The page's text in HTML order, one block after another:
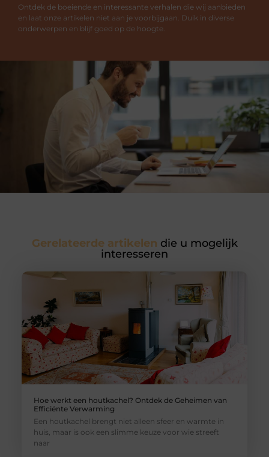
Ontdek de boeiende en interessante verhalen die wij aanbieden
en laat onze artikelen niet aan je voorbijgaan. Duik in diverse
onderwerpen en blijf goed op de hoogte.
Gerelateerde artikelen die u mogelijk
interesseren
Hoe werkt een houtkachel? Ontdek de Geheimen van
Efficiënte Verwarming
Een houtkachel brengt niet alleen sfeer en warmte in
huis, maar is ook een slimme keuze voor wie streeft
naar